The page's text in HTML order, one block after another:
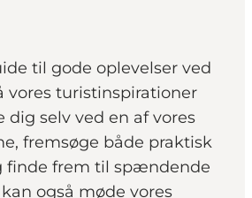
til gode oplevelser ved
vores turistinspirationer
dig selv ved en af vores
fremsøge både praktisk
finde frem til spændende
også møde vores